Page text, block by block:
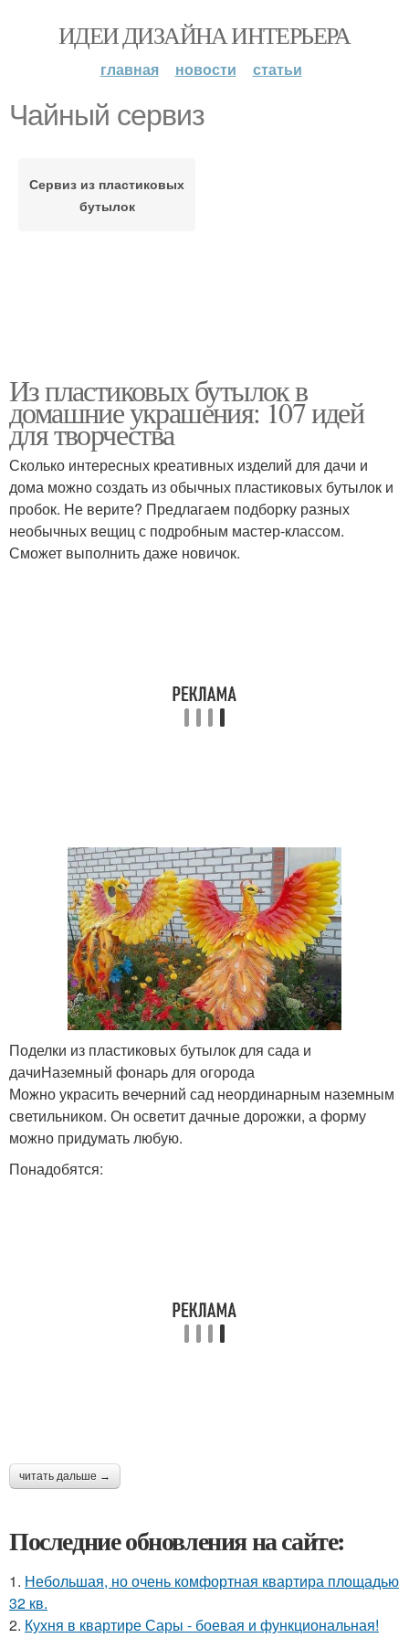
ИДЕИ ДИЗАЙНА ИНТЕРЬЕРА
главная новости статьи
Чайный сервиз
Сервиз из пластиковых
бутылок
Из пластиковых бутылок в
домашние украшения: 107 идей
для творчества
Сколько интересных креативных изделий для дачи и
дома можно создать из обычных пластиковых бутылок и
пробок. Не верите? Предлагаем подборку разных
необычных вещиц с подробным мастер-классом.
Сможет выполнить даже новичок.
Поделки из пластиковых бутылок для сада и
дачиНаземный фонарь для огорода
Можно украсить вечерний сад неординарным наземным
светильником. Он осветит дачные дорожки, а форму
можно придумать любую.
Понадобятся:
читать дальше →
Последние обновления на сайте:
1. Небольшая, но очень комфортная квартира площадью
32 кв.
2. Кухня в квартире Сары - боевая и функциональная!